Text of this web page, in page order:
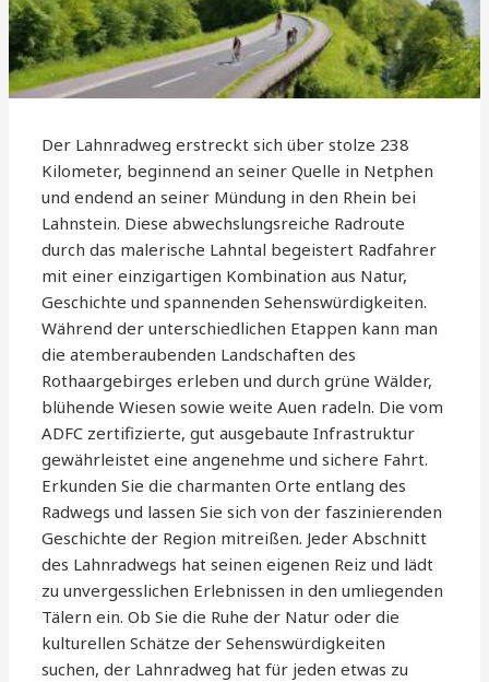
Der Lahnradweg erstreckt sich über stolze 238
Kilometer, beginnend an seiner Quelle in Netphen
und endend an seiner Mündung in den Rhein bei
Lahnstein. Diese abwechslungsreiche Radroute
durch das malerische Lahntal begeistert Radfahrer
mit einer einzigartigen Kombination aus Natur,
Geschichte und spannenden Sehenswürdigkeiten.
Während der unterschiedlichen Etappen kann man
die atemberaubenden Landschaften des
Rothaargebirges erleben und durch grüne Wälder,
blühende Wiesen sowie weite Auen radeln. Die vom
ADFC zertifizierte, gut ausgebaute Infrastruktur
gewährleistet eine angenehme und sichere Fahrt.
Erkunden Sie die charmanten Orte entlang des
Radwegs und lassen Sie sich von der faszinierenden
Geschichte der Region mitreißen. Jeder Abschnitt
des Lahnradwegs hat seinen eigenen Reiz und lädt
zu unvergesslichen Erlebnissen in den umliegenden
Tälern ein. Ob Sie die Ruhe der Natur oder die
kulturellen Schätze der Sehenswürdigkeiten
suchen, der Lahnradweg hat für jeden etwas zu